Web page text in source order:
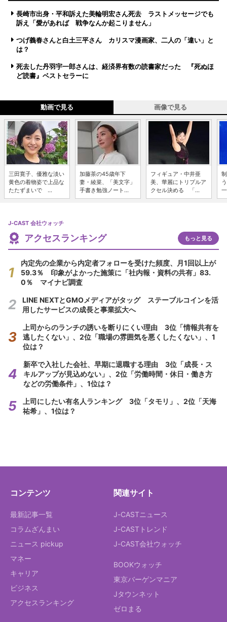
長崎市出身・平和訴えた美輪明宏さん死去 ラストメッセージでも
訴え「愛があれば 戦争なんか起こりません」
つげ義春さんと白土三平さん カリスマ漫画家、二人の「違い」と
は？
死去した丹羽宇一郎さんは、経済界有数の読書家だった 『死ぬほ
ど読書』ベストセラーに
動画で見る 画像で見る
三田寛子、優雅な淡い
黄色の着物姿で上品な
たたずまいで ...
加藤茶の45歳年下
妻・綾菜、「美文字」
手書き勉強ノート...
フィギュア・中井亜
美、華麗にトリプルア
クセル決める 「...
J-CAST 会社ウォッチ
アクセスランキング もっと見る
内定先の企業から内定者フォローを受けた頻度、月1回以上が
59.3％ 印象がよかった施策に「社内報・資料の共有」83.
0％ マイナビ調査
LINE NEXTとGMOメディアがタッグ ステーブルコインを活
用したサービスの成長と事業拡大へ
上司からのランチの誘いを断りにくい理由 3位「情報共有を
逃したくない」、2位「職場の雰囲気を悪くしたくない」、1
位は？
新卒で入社した会社、早期に退職する理由 3位「成長・ス
キルアップが見込めない」、2位「労働時間・休日・働き方
などの労働条件」、1位は？
上司にしたい有名人ランキング 3位「タモリ」、2位「天海
祐希」、1位は？
コンテンツ
最新記事一覧
コラムざんまい
ニュース pickup
マネー
キャリア
ビジネス
アクセスランキング
関連サイト
J-CASTニュース
J-CASTトレンド
J-CAST会社ウォッチ
BOOKウォッチ
東京バーゲンマニア
Jタウンネット
ゼロまる